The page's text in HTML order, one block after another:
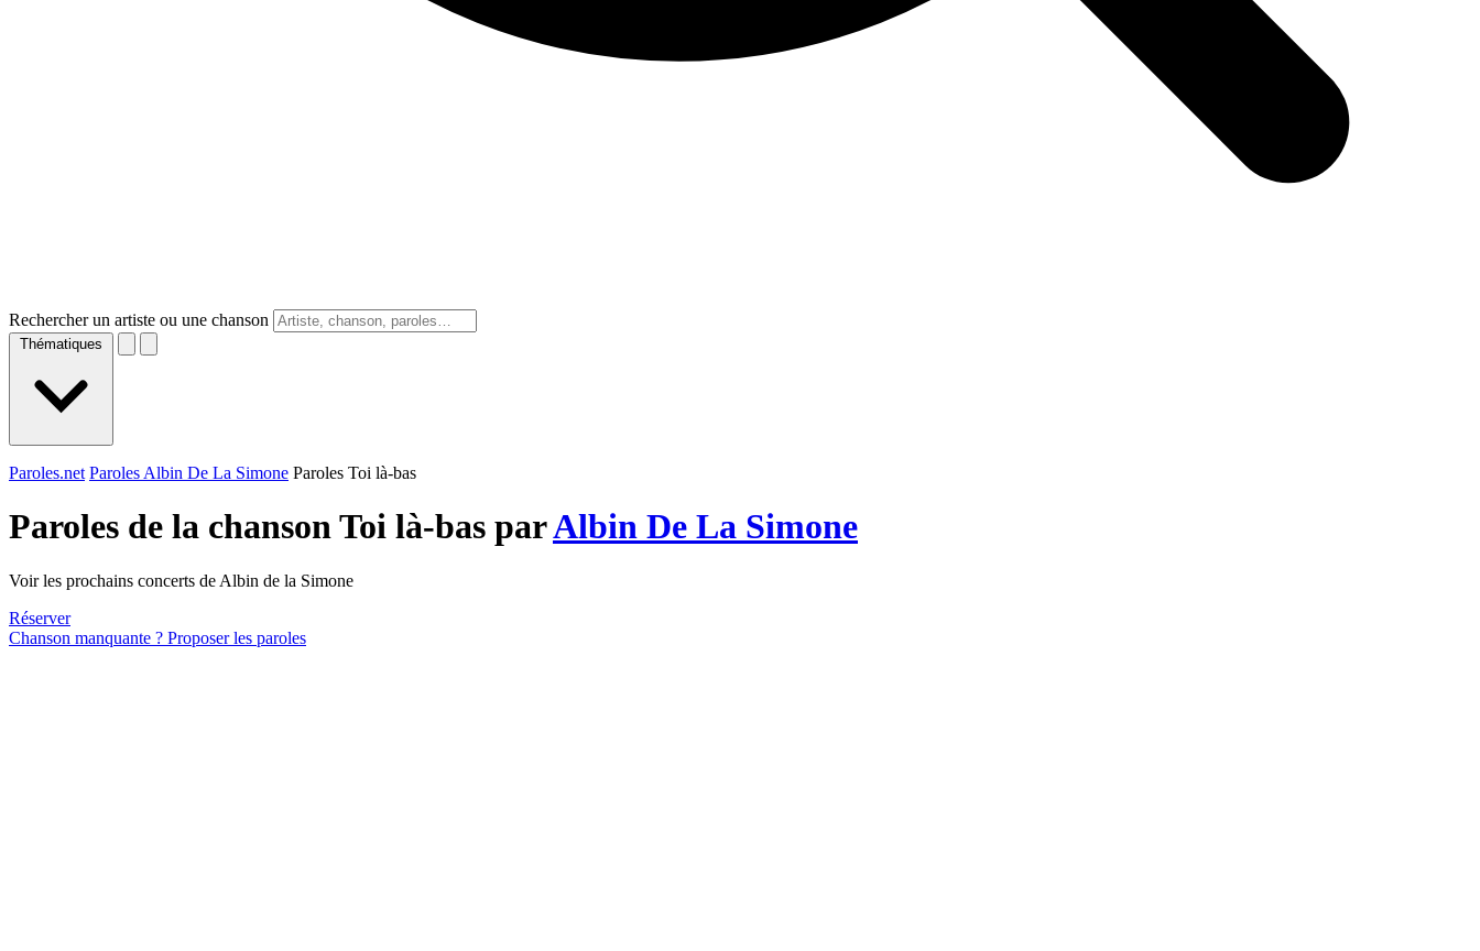
Rechercher un artiste ou une chanson
Thématiques
Paroles.net Paroles Albin De La Simone Paroles Toi là-bas
Paroles de la chanson Toi là-bas parAlbin De La Simone
Voir les prochains concerts de Albin de la Simone
Réserver
Chanson manquante ? Proposer les paroles